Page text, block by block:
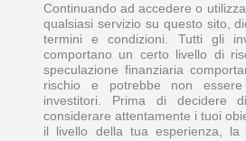
Continuando ad accedere o
qualsiasi servizio su questo sito,
termini e condizioni. Tutti gli
comportano un certo livello di
speculazione finanziaria
rischio e potrebbe non
investitori. Prima di decidere
considerare attentamente i tuoi
il livello della tua esperienza, la